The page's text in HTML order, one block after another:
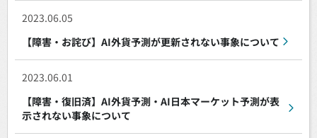
2023.06.05
【障害・お詫び】AI外貨予測が更新されない事象について
2023.06.01
【障害・復旧済】AI外貨予測・AI日本マーケット予測が表
示されない事象について